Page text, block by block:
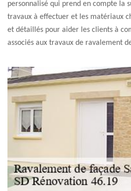
personnalisé qui prend en compte la
travaux à effectuer et les matériaux
et détaillés pour aider les clients à
associés aux travaux de ravalement